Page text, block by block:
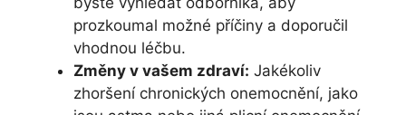
prozkoumal možné příčiny a doporučil
vhodnou léčbu.
Změny v vašem zdraví: Jakékoliv
zhoršení chronických onemocnění, jako